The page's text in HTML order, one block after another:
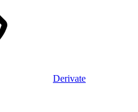
Derivate